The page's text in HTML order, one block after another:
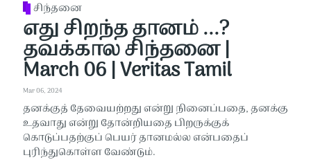
சிந்தனை
எது சிறந்த தானம் ...?
தவக்கால சிந்தனை |
March 06 | Veritas Tamil
Mar 06, 2024
தனக்குத் தேவையற்றது என்று நினைப்பதை, தனக்கு
உதவாது என்று தோன்றியதை பிறருக்குக்
கொடுப்பதற்குப் பெயர் தானமல்ல என்பதைப்
புரிந்துகொள்ள வேண்டும்.